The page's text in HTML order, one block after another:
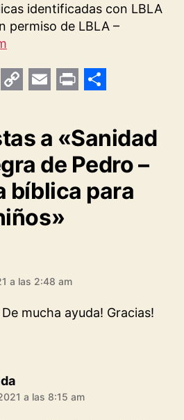
identificadas con LBLA
permiso de LBLA –
o
p
y
L
i
a
i
l
i
n
t
a
r
e
a «Sanidad
de Pedro –
bíblica para
a las 2:48 am
mucha ayuda! Gracias!
dice:
a las 8:15 am